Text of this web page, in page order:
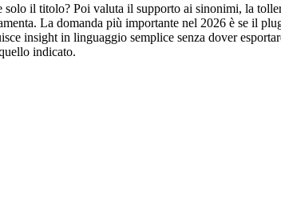
il titolo? Poi valuta il supporto ai sinonimi, la
La domanda più importante nel 2026 è se il
insight in linguaggio semplice senza dover
indicato.